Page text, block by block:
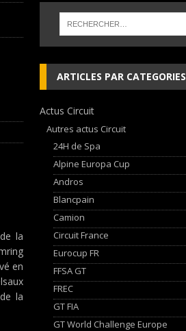
strategic partnership
la
en
la
ARTICLES PAR CATEGORIES
Actus Circuit
Autres actus Circuit
24H de Spa
Alpine Europa Cup
Andros
Blancpain
Camion
Circuit France
Eurocup FR
FFSA GT
FREC
GT FIA
GT World Challenge Europe